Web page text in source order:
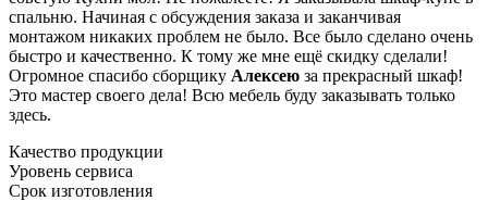
спальню. Начиная с обсуждения заказа и заканчивая
монтажом никаких проблем не было. Все было сделано очень
быстро и качественно. К тому же мне ещё скидку сделали!
Огромное спасибо сборщику Алексею за прекрасный шкаф!
Это мастер своего дела! Всю мебель буду заказывать только
здесь.
Качество продукции
Уровень сервиса
Срок изготовления